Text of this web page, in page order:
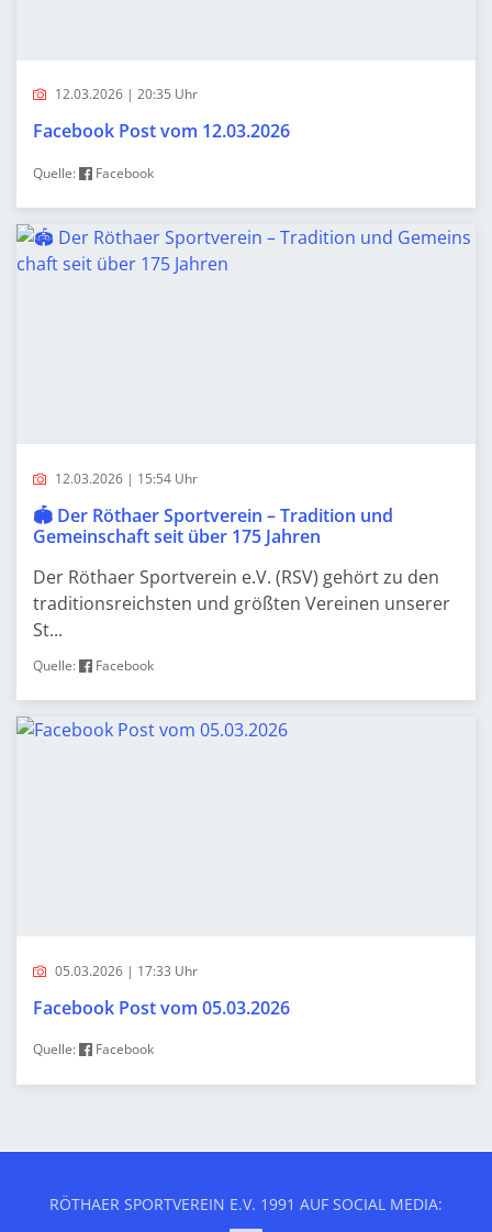
12.03.2026 | 20:35 Uhr
Facebook Post vom 12.03.2026
Quelle: Facebook
12.03.2026 | 15:54 Uhr
🏟️ Der Röthaer Sportverein – Tradition und
Gemeinschaft seit über 175 Jahren
Der Röthaer Sportverein e.V. (RSV) gehört zu den
traditionsreichsten und größten Vereinen unserer
St...
Quelle: Facebook
05.03.2026 | 17:33 Uhr
Facebook Post vom 05.03.2026
Quelle: Facebook
RÖTHAER SPORTVEREIN E.V. 1991 AUF SOCIAL MEDIA: